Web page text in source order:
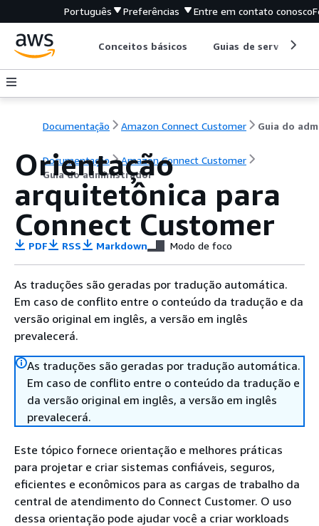
Português Preferências Entre em contato conosco
Conceitos básicos Guias de serviço
Documentação Amazon Connect Customer
Documentação
Amazon Connect Customer
Guia do administrador
Orientação
arquitetônica para
Connect Customer
PDF RSS Markdown Modo de foco
As traduções são geradas por tradução automática.
Em caso de conflito entre o conteúdo da tradução e da
versão original em inglês, a versão em inglês
prevalecerá.
As traduções são geradas por tradução automática.
Em caso de conflito entre o conteúdo da tradução e
da versão original em inglês, a versão em inglês
prevalecerá.
Este tópico fornece orientação e melhores práticas
para projetar e criar sistemas confiáveis, seguros,
eficientes e econômicos para as cargas de trabalho da
central de atendimento do Connect Customer. O uso
dessa orientação pode ajudar você a criar workloads